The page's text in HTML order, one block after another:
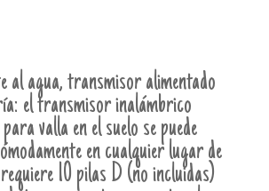
al agua, transmisor alimentado
el transmisor inalámbrico
valla en el suelo se puede
en cualquier lugar de
10 pilas D (no incluidas)